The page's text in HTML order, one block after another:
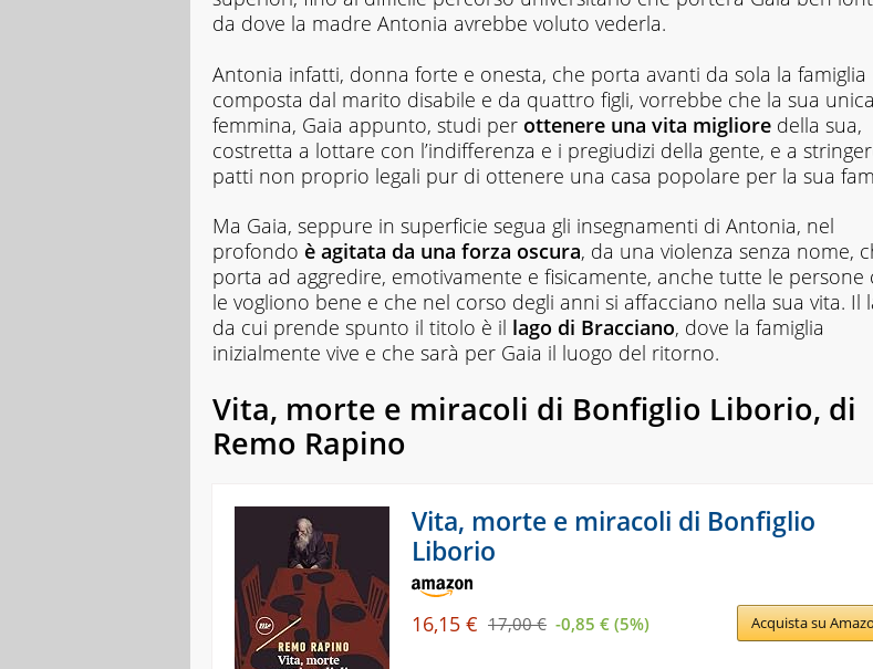
da dove la madre Antonia avrebbe voluto vederla.
Antonia infatti, donna forte e onesta, che porta avanti da sola la famiglia
composta dal marito disabile e da quattro figli, vorrebbe che la sua
femmina, Gaia appunto, studi per ottenere una vita migliore della sua,
costretta a lottare con l’indifferenza e i pregiudizi della gente, e a
patti non proprio legali pur di ottenere una casa popolare per la sua
Ma Gaia, seppure in superficie segua gli insegnamenti di Antonia, nel
profondo è agitata da una forza oscura, da una violenza senza nome,
porta ad aggredire, emotivamente e fisicamente, anche tutte le persone
le vogliono bene e che nel corso degli anni si affacciano nella sua vita. Il
da cui prende spunto il titolo è il lago di Bracciano, dove la famiglia
inizialmente vive e che sarà per Gaia il luogo del ritorno.
Vita, morte e miracoli di Bonfiglio Liborio, di
Remo Rapino
Vita, morte e miracoli di Bonfiglio
Liborio
16,15 € 17,00 € -0,85 € (5%) Acquista su